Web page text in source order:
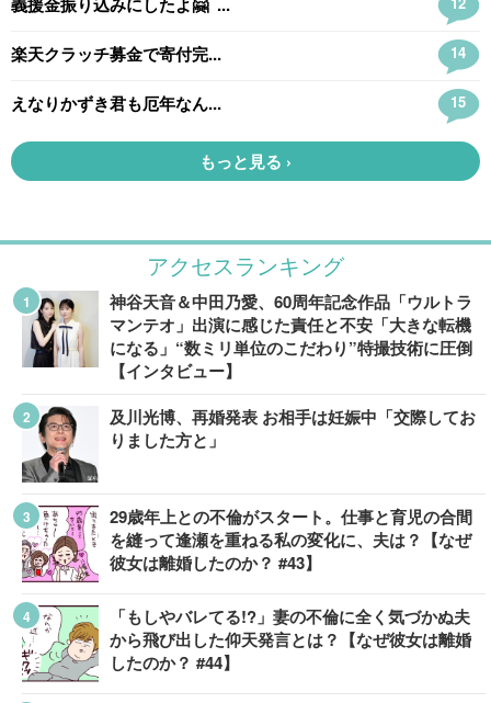
アクセスランキング
神谷天音＆中田乃愛、60周年記念作品「ウルトラ
マンテオ」出演に感じた責任と不安「大きな転機
になる」“数ミリ単位のこだわり”特撮技術に圧倒
【インタビュー】
及川光博、再婚発表 お相手は妊娠中「交際してお
りました方と」
29歳年上との不倫がスタート。仕事と育児の合間
を縫って逢瀬を重ねる私の変化に、夫は？【なぜ
彼女は離婚したのか？ #43】
「もしやバレてる!?」妻の不倫に全く気づかぬ夫
から飛び出した仰天発言とは？【なぜ彼女は離婚
したのか？ #44】